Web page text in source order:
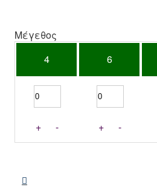
Μέγεθος
4
6
+ - + -